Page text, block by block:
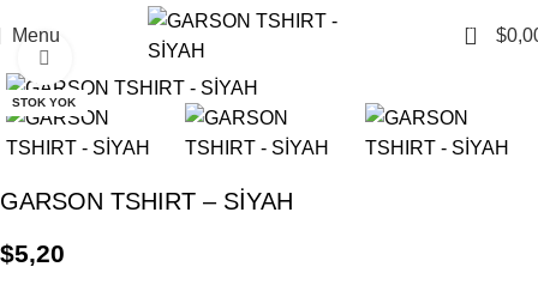
Menu 0 $
STOK YOK
Click to enlarge
GARSON TSHIRT – SİYAH
$5,20